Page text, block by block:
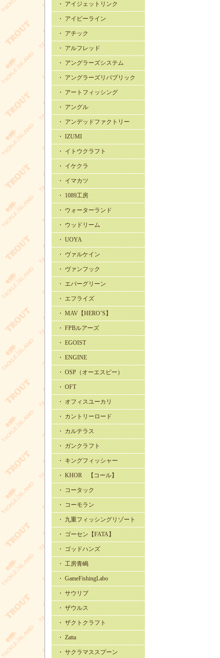
・ アイジェットリンク
・ アイビーライン
・ アチック
・ アルフレッド
・ アングラーズシステム
・ アングラーズリパブリック
・ アートフィッシング
・ アングル
・ アンデッドファクトリー
・ IZUMI
・ イトウクラフト
・ イケクラ
・ イマカツ
・ 1089工房
・ ウォーターランド
・ ウッドリーム
・ UOYA
・ ヴァルケイン
・ ヴァンフック
・ エバーグリーン
・ エフライズ
・ MAV【HERO’S】
・ FPBルアーズ
・ EGOIST
・ ENGINE
・ OSP（オーエスピー）
・ OFT
・ オフィスユーカリ
・ カントリーロード
・ カルテラス
・ ガンクラフト
・ キングフィッシャー
・ KHOR 【コール】
・ コータック
・ コーモラン
・ 九重フィッシングリゾート
・ ゴーセン【FATA】
・ ゴッドハンズ
・ 工房青嶋
・ GameFishingLabo
・ サウリブ
・ ザウルス
・ ザクトクラフト
・ Zatta
・ サクラマススプーン